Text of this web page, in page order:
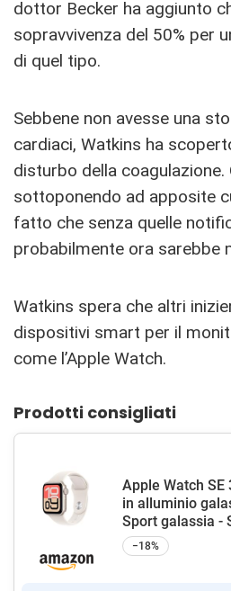
dottor Becker ha aggiunto
sopravvivenza del 50% per
di quel tipo.
Sebbene non avesse una
cardiaci, Watkins ha
disturbo della coagulazione.
sottoponendo ad apposite
fatto che senza quelle
probabilmente ora sarebbe
Watkins spera che altri
dispositivi smart per il
come l’Apple Watch.
Prodotti consigliati
Apple Watch SE
in alluminio
Sport galassia -
−18%